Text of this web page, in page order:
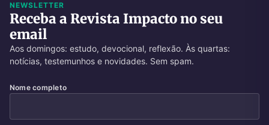
NEWSLETTER
Receba a Revista Impacto no seu
email
Aos domingos: estudo, devocional, reflexão. Às quartas:
notícias, testemunhos e novidades. Sem spam.
Nome completo